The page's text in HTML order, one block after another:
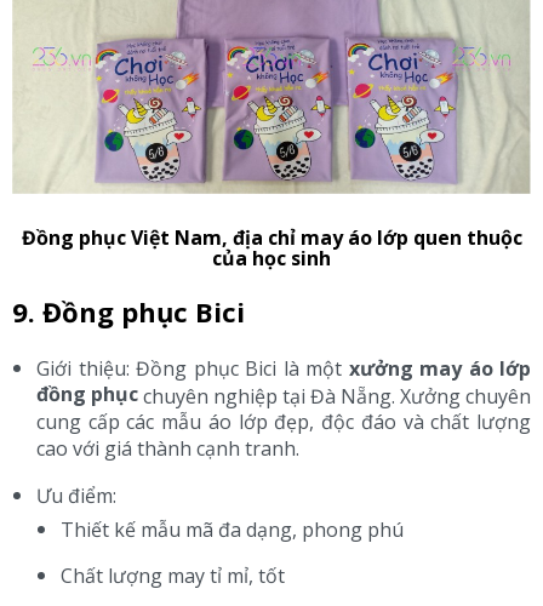
Đồng phục Việt Nam, địa chỉ may áo lớp quen thuộc
của học sinh
9. Đồng phục Bici
Giới thiệu: Đồng phục Bici là một xưởng may áo lớp
đồng phụcchuyên nghiệp tại Đà Nẵng. Xưởng chuyên
cung cấp các mẫu áo lớp đẹp, độc đáo và chất lượng
cao với giá thành cạnh tranh.
Ưu điểm:
Thiết kế mẫu mã đa dạng, phong phú
Chất lượng may tỉ mỉ, tốt